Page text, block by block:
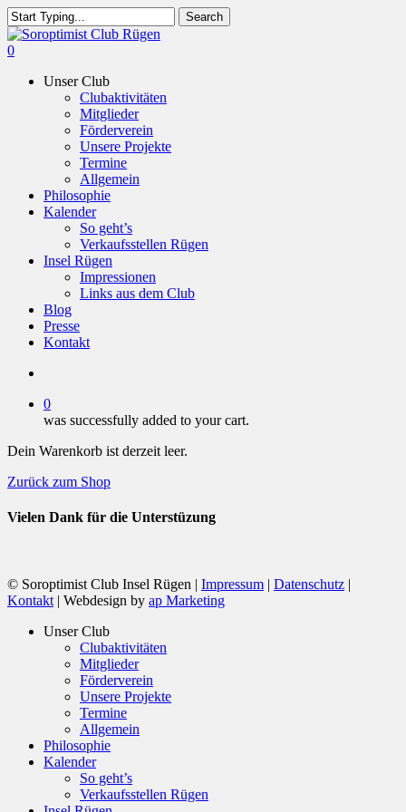
Skip
to
main
Search
Close
Search
search
0
Unser Club
Clubaktivitäten
Mitglieder
Förderverein
Unsere Projekte
Termine
Allgemein
Philosophie
Kalender
So geht’s
Verkaufsstellen Rügen
Insel Rügen
Impressionen
Links aus dem Club
Blog
Presse
Kontakt
0
was successfully added to your cart.
Dein Warenkorb ist derzeit leer.
Zurück zum Shop
Vielen Dank für die Unterstüzung
© Soroptimist Club Insel Rügen | Impressum | Datenschutz |
Kontakt | Webdesign by ap Marketing
Close
Unser Club
Clubaktivitäten
Mitglieder
Förderverein
Unsere Projekte
Termine
Allgemein
Philosophie
Kalender
So geht’s
Verkaufsstellen Rügen